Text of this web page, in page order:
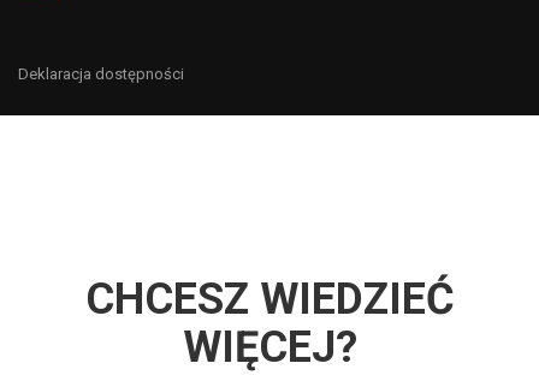
Deklaracja dostępności
CHCESZ WIEDZIEĆ
WIĘCEJ?